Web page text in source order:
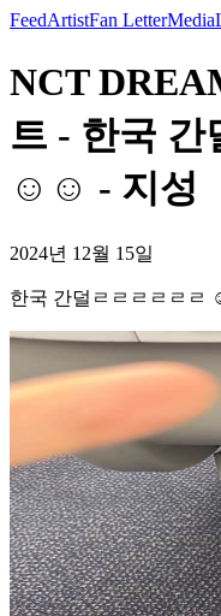
FeedArtistFan LetterMedia
NCT
트 - 한국
☺️☺️ - 지성
2024년 12월 15일
한국 간덜ㄹㄹㄹㄹㄹ